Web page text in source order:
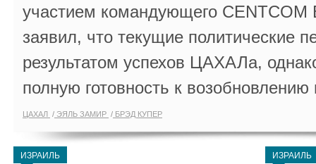
участием командующего
заявил, что текущие политические
результатом успехов ЦАХАЛа,
полную готовность к
ЦАХАЛ ЭЯЛЬ ЗАМИР БРЭД КУПЕР
ИЗРАИЛЬ ИЗРАИЛЬ